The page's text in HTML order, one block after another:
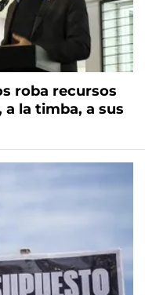
roba recursos
a la timba, a sus